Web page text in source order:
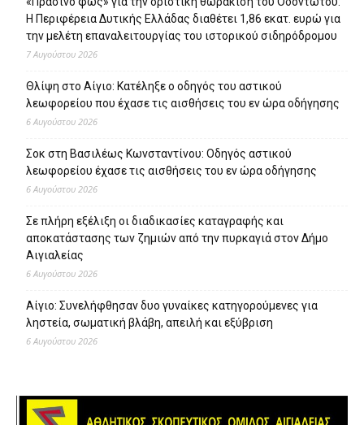
Η Περιφέρεια Δυτικής Ελλάδας διαθέτει 1,86 εκατ. ευρώ για
την μελέτη επαναλειτουργίας του ιστορικού σιδηρόδρομου
7 Αυγούστου 2026
Θλίψη στο Αίγιο: Κατέληξε ο οδηγός του αστικού
λεωφορείου που έχασε τις αισθήσεις του εν ώρα οδήγησης
6 Αυγούστου 2026
Σοκ στη Βασιλέως Κωνσταντίνου: Οδηγός αστικού
λεωφορείου έχασε τις αισθήσεις του εν ώρα οδήγησης
6 Αυγούστου 2026
Σε πλήρη εξέλιξη οι διαδικασίες καταγραφής και
αποκατάστασης των ζημιών από την πυρκαγιά στον Δήμο
Αιγιαλείας
6 Αυγούστου 2026
Αίγιο: Συνελήφθησαν δυο γυναίκες κατηγορούμενες για
ληστεία, σωματική βλάβη, απειλή και εξύβριση
6 Αυγούστου 2026